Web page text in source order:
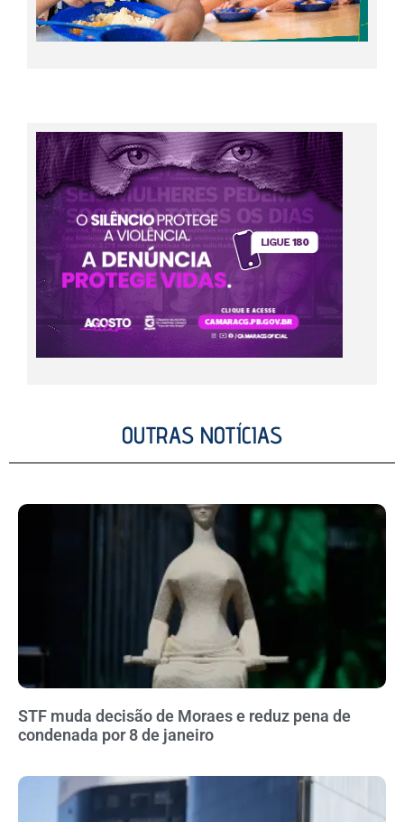
OUTRAS NOTÍCIAS
STF muda decisão de Moraes e reduz pena de
condenada por 8 de janeiro